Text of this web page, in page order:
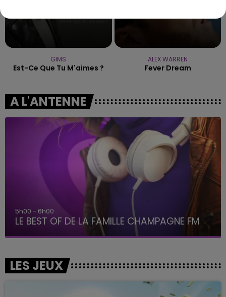
GIMS
Est-Ce Que Tu M'aimes ?
ALEX WARREN
Fever Dream
A L'ANTENNE
5h00 - 6h00
LE BEST OF DE LA FAMILLE CHAMPAGNE FM
LES JEUX